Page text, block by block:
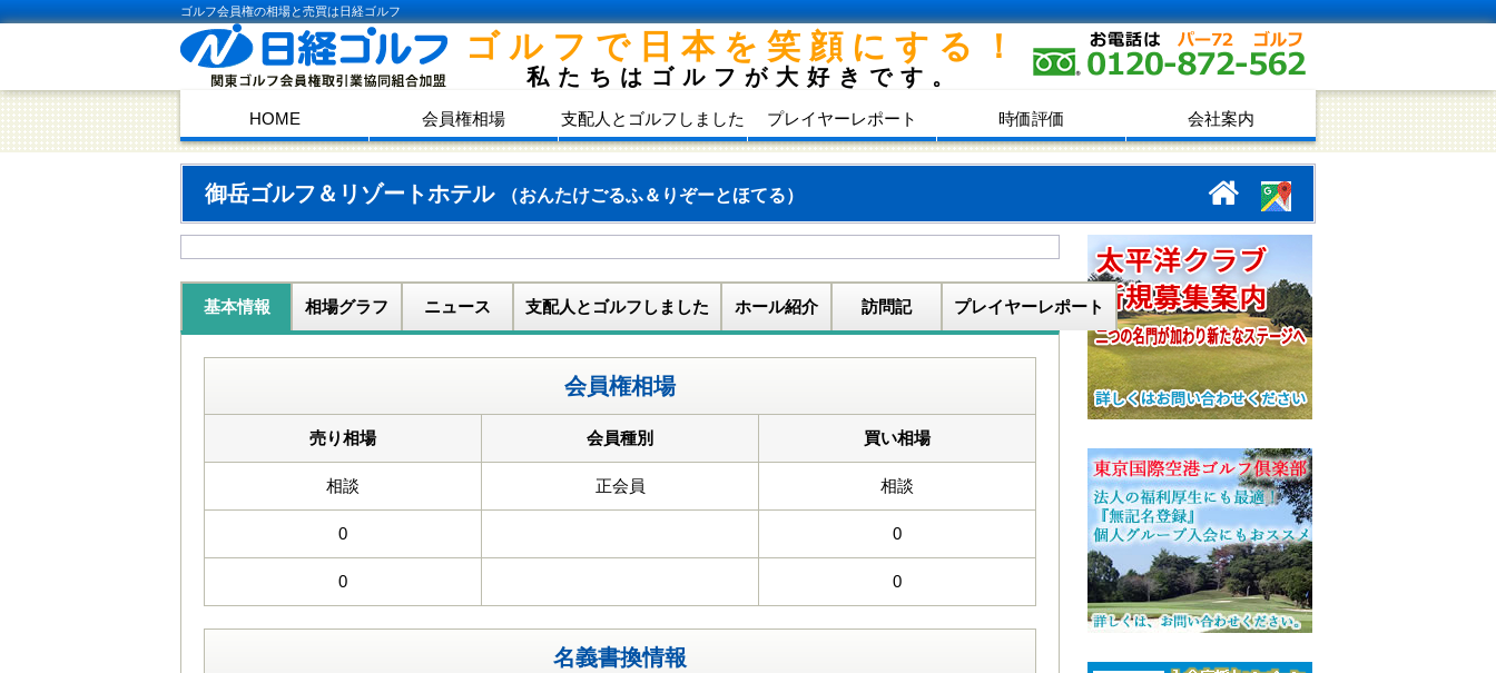
ゴルフ会員権の相場と売買は日経ゴルフ
ゴルフで日本を笑顔にする！
私たちはゴルフが大好きです。
HOME 会員権相場 支配人とゴルフしました プレイヤーレポート 時価評価 会社案内
御岳ゴルフ＆リゾートホテル （おんたけごるふ＆りぞーとほてる）
基本情報 相場グラフ ニュース 支配人とゴルフしました ホール紹介 訪問記 プレイヤーレポート
会員権相場
売り相場 会員種別 買い相場
相談 正会員 相談
0 0
0 0
名義書換情報